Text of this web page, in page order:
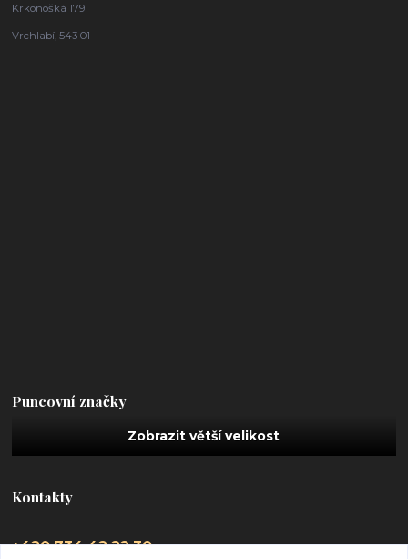
Krkonošká 179
Vrchlabí, 543 01
Puncovní značky
Kontakty
+420 734 42 22 30